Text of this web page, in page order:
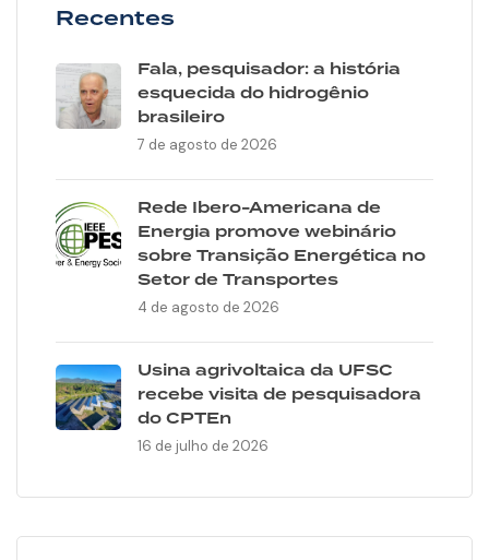
Recentes
Fala, pesquisador: a história
esquecida do hidrogênio
brasileiro
7 de agosto de 2026
Rede Ibero-Americana de
Energia promove webinário
sobre Transição Energética no
Setor de Transportes
4 de agosto de 2026
Usina agrivoltaica da UFSC
recebe visita de pesquisadora
do CPTEn
16 de julho de 2026